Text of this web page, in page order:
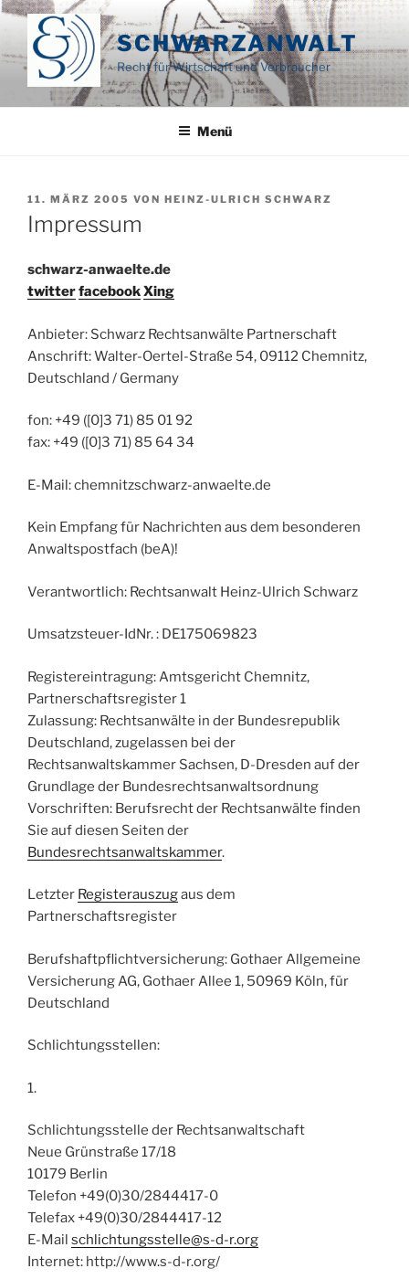
Zum
springen
SCHWARZANWALT
Recht für Wirtschaft und Verbraucher
Menü
VERÖFFENTLICHT
AM
11. MÄRZ 2005 VON HEINZ-ULRICH SCHWARZ
Impressum
schwarz-anwaelte.de
twitterfacebookXing
Anbieter: Schwarz Rechtsanwälte Partnerschaft
Anschrift: Walter-Oertel-Straße 54, 09112 Chemnitz,
Deutschland / Germany
fon: +49 ([0]3 71) 85 01 92
fax: +49 ([0]3 71) 85 64 34
E-Mail: chemnitzschwarz-anwaelte.de
Kein Empfang für Nachrichten aus dem besonderen
Anwaltspostfach (beA)!
Verantwortlich: Rechtsanwalt Heinz-Ulrich Schwarz
Umsatzsteuer-IdNr. : DE175069823
Registereintragung: Amtsgericht Chemnitz,
Partnerschaftsregister 1
Zulassung: Rechtsanwälte in der Bundesrepublik
Deutschland, zugelassen bei der
Rechtsanwaltskammer Sachsen, D-Dresden auf der
Grundlage der Bundesrechtsanwaltsordnung
Vorschriften: Berufsrecht der Rechtsanwälte finden
Sie auf diesen Seiten der
Bundesrechtsanwaltskammer.
Letzter Registerauszugaus dem
Partnerschaftsregister
Berufshaftpflichtversicherung: Gothaer Allgemeine
Versicherung AG, Gothaer Allee 1, 50969 Köln, für
Deutschland
Schlichtungsstellen:
1.
Schlichtungsstelle der Rechtsanwaltschaft
Neue Grünstraße 17/18
10179 Berlin
Telefon +49(0)30/2844417-0
Telefax +49(0)30/2844417-12
E-Mail schlichtungsstelle@s-d-r.org
Internet: http://www.s-d-r.org/